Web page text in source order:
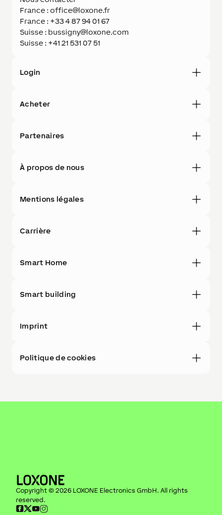
France : office@loxone.fr
France : +33 4 87 94 01 67
Suisse : bussigny@loxone.com
Suisse : +41 21 531 07 51
Login
Acheter
Partenaires
À propos de nous
Mentions légales
Carrière
Smart Home
Smart building
Imprint
Politique de cookies
Copyright © 2026 LOXONE Electronics GmbH. All rights
reserved.